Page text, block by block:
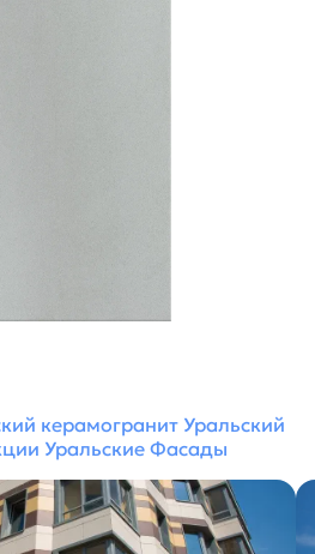
керамогранит Уральский
Уральские Фасады